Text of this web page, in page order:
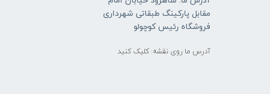
مقابل پارکینگ طبقاتی شهرداری
فروشگاه رئیس کوچولو
آدرس ما روی نقشه: کلیک کنید